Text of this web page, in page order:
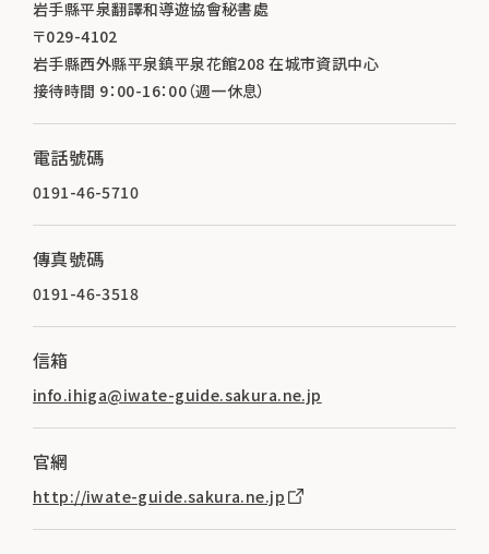
岩手縣平泉翻譯和導遊協會秘書處
〒029-4102
岩手縣西外縣平泉鎮平泉花館208 在城市資訊中心
接待時間 9：00-16：00（週一休息）
電話號碼
0191-46-5710
傳真號碼
0191-46-3518
信箱
info.ihiga@iwate-guide.sakura.ne.jp
官網
http://iwate-guide.sakura.ne.jp